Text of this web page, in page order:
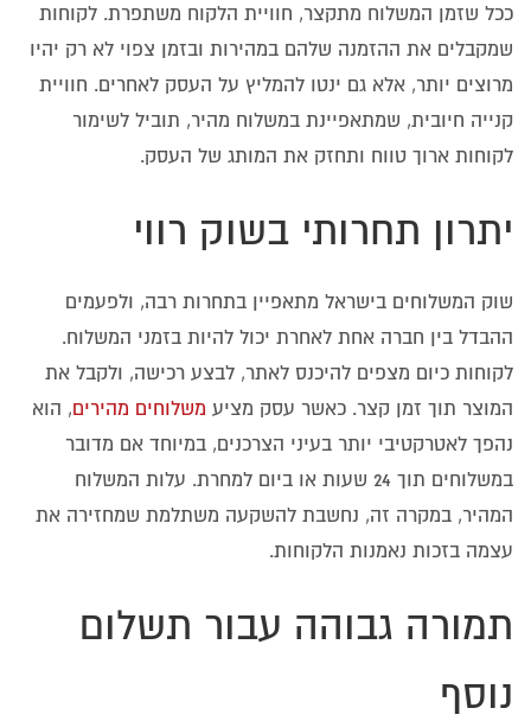
ככל שזמן המשלוח מתקצר, חוויית הלקוח משתפרת. לקוחות
שמקבלים את ההזמנה שלהם במהירות ובזמן צפוי לא רק יהיו
מרוצים יותר, אלא גם ינטו להמליץ על העסק לאחרים. חוויית
קנייה חיובית, שמתאפיינת במשלוח מהיר, תוביל לשימור
לקוחות ארוך טווח ותחזק את המותג של העסק.
יתרון תחרותי בשוק רווי
שוק המשלוחים בישראל מתאפיין בתחרות רבה, ולפעמים
ההבדל בין חברה אחת לאחרת יכול להיות בזמני המשלוח.
לקוחות כיום מצפים להיכנס לאתר, לבצע רכישה, ולקבל את
המוצר תוך זמן קצר. כאשר עסק מציע משלוחים מהירים, הוא
נהפך לאטרקטיבי יותר בעיני הצרכנים, במיוחד אם מדובר
במשלוחים תוך 24 שעות או ביום למחרת. עלות המשלוח
המהיר, במקרה זה, נחשבת להשקעה משתלמת שמחזירה את
עצמה בזכות נאמנות הלקוחות.
תמורה גבוהה עבור תשלום
נוסף